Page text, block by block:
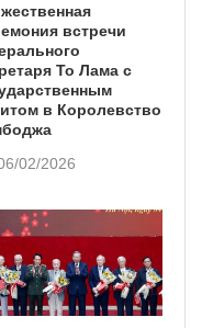
встречи
То Лама с
в Королевство
02/2026